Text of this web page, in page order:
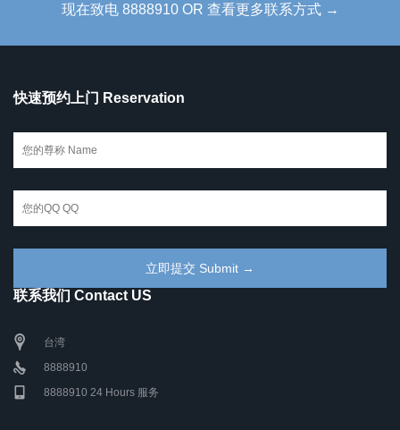
现在致电 8888910 OR 查看更多联系方式 →
快速预约上门 Reservation
联系我们 Contact US
台湾
8888910
8888910 24 Hours 服务